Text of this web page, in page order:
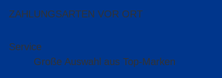
ZAHLUNGSARTEN VOR ORT
Service
Große Auswahl aus Top-Marken